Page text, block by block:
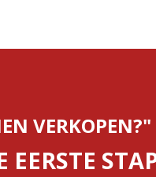
VERKOPEN?"
EERSTE